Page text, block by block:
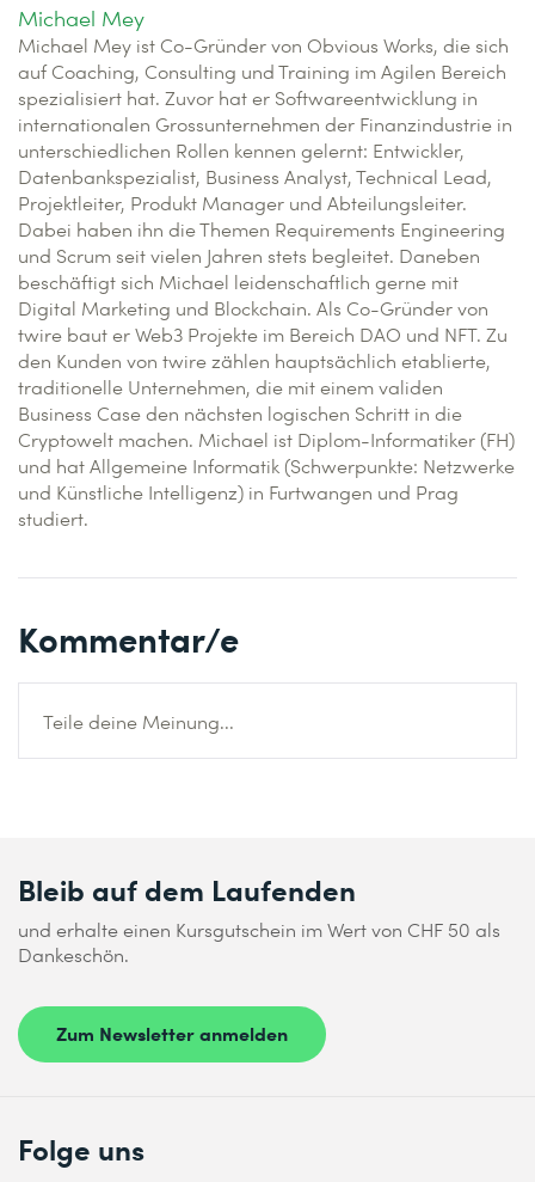
Michael Mey
Michael Mey ist Co-Gründer von Obvious Works, die sich
auf Coaching, Consulting und Training im Agilen Bereich
spezialisiert hat. Zuvor hat er Softwareentwicklung in
internationalen Grossunternehmen der Finanzindustrie in
unterschiedlichen Rollen kennen gelernt: Entwickler,
Datenbankspezialist, Business Analyst, Technical Lead,
Projektleiter, Produkt Manager und Abteilungsleiter.
Dabei haben ihn die Themen Requirements Engineering
und Scrum seit vielen Jahren stets begleitet. Daneben
beschäftigt sich Michael leidenschaftlich gerne mit
Digital Marketing und Blockchain. Als Co-Gründer von
twire baut er Web3 Projekte im Bereich DAO und NFT. Zu
den Kunden von twire zählen hauptsächlich etablierte,
traditionelle Unternehmen, die mit einem validen
Business Case den nächsten logischen Schritt in die
Cryptowelt machen. Michael ist Diplom-Informatiker (FH)
und hat Allgemeine Informatik (Schwerpunkte: Netzwerke
und Künstliche Intelligenz) in Furtwangen und Prag
studiert.
Kommentar/e
Teile deine Meinung...
Bleib auf dem Laufenden
und erhalte einen Kursgutschein im Wert von CHF 50 als
Dankeschön.
Zum Newsletter anmelden
Folge uns